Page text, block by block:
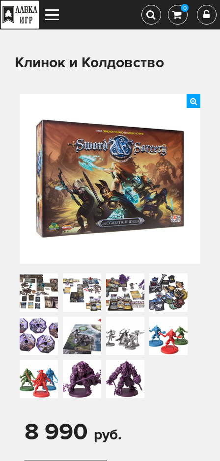
0
Клинок и Колдовство
8 990 руб.